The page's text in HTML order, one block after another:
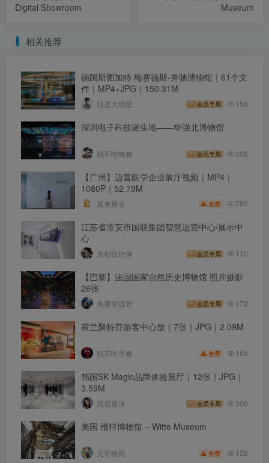
Digital Showroom
Museum
相关推荐
德国斯图加特 梅赛德斯-奔驰博物馆｜61个文
件｜MP4+JPG｜150.31M
我是大明星 会员专属 156
深圳电子科技诞生地——华强北博物馆
我不吃晚餐 会员专属 306
【广州】迈普医学企业展厅视频｜MP4｜
1080P｜52.79M
展来展去 免费 280
江苏省淮安市国联集团智慧运营中心/展示中
心
原创设计狮 会员专属 110
【巴黎】法国国家自然历史博物馆 照片摄影
26张
免费资源君 会员专属 172
荷兰聚特芬游客中心放｜7张｜JPG｜2.09M
我不吃早餐 免费 165
韩国SK Magic品牌体验展厅｜12张｜JPG｜
3.59M
浅若夏沫 会员专属 300
美国 维特博物馆 – Witte Museum
无可救药 免费 128